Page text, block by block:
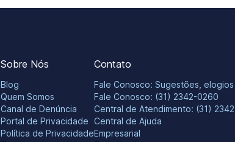
Sobre Nós
Blog
Quem Somos
Canal de Denúncia
Portal de Privacidade
Política de Privacidade
Contato
Fale Conosco: Sugestões,
Fale Conosco: (31) 2342-0260
Central de Atendimento: (31)
Central de Ajuda
Empresarial